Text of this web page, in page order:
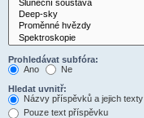
Prohledávat subfóra:
Ano
Ne
Hledat uvnitř:
Názvy příspěvků a jejich texty
Pouze text příspěvku